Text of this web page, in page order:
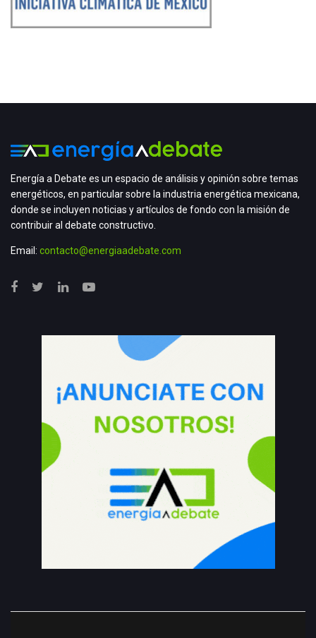
Energía a Debate es un espacio de análisis y opinión sobre temas
energéticos, en particular sobre la industria energética mexicana,
donde se incluyen noticias y artículos de fondo con la misión de
contribuir al debate constructivo.
Email: contacto@energiaadebate.com